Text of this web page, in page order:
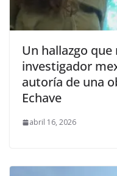
Un hallazgo
investigador
autoría de una
Echave
abril 16, 2026